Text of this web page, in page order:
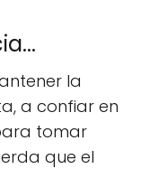
la
a confiar en
tomar
que el